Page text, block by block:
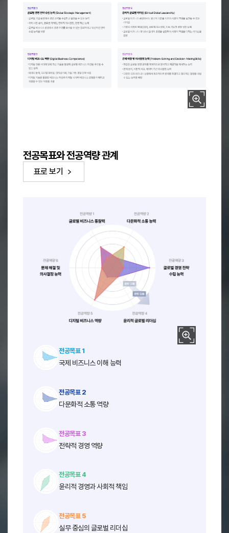
국제 경영 현장에서 빠르게 변화하는 시장 동향과 경쟁 환경을 이해하고
다양한 문화적 배경을 가진 사람들과 원활하게 소통하고 협력할 수 있는
글로벌 경영 전략 수립 능력 (Global Strategic Management)
글로벌 기업 환경에서 경영 전략을 수립하고 실행할 수 있는 능력
국제 시장 분석, 글로벌 마케팅, 전략적 의사결정, 경영 혁신 능력
글로벌 비즈니스 환경에서 경쟁 우위를 확보할 수 있는 창의적이고 혁
윤리적 글로벌 리더십 (Ethical Global Leadership)
글로벌 비즈니스 환경에서도 윤리적 기준을 지키며 사회적 책임을 실천
기업의 사회적 책임(CSR), 윤리적 의사결정, 지속 가능한 경영 실천 능력
글로벌 비즈니스 리더로서 윤리적 경영을 실천하며 사회적 책임을 다하
디지털 비즈니스 역량 (Digital Business Competence)
디지털 전환 시대에 맞춰 최신 기술을 활용해 글로벌 비즈니스 혁신을
데이터 분석, 디지털 마케팅, 전자상거래, 기술 기반 경영 전략 수립
디지털 기술을 활용한 비즈니스 혁신과 디지털 시대의 비즈니스 모델을
복잡한 글로벌 경영 문제를 체계적으로 분석하고 해결책을 제시하는 능력
다양한 국제 비즈니스 상황에서 효과적으로 문제를 해결하고 합리적인
전공목표와 전공역량 관계
표로 보기
전공역량 3글로벌 경영 전략 수립 능력
전공역량 4윤리적 글로벌 리더십
전공역량 6문제 해결 및 의사결정 능력
전공목표 1
국제 비즈니스 이해 능력
전공목표 2
다문화적 소통 역량
전공목표 3
전략적 경영 역량
전공목표 4
윤리적 경영과 사회적 책임
전공목표 5
실무 중심의 글로벌 리더십